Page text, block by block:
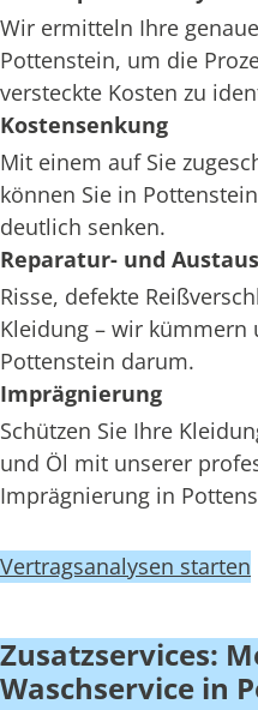
Wir ermitteln Ihre
Pottenstein, um die
versteckte Kosten zu
Kostensenkung
Mit einem auf Sie
können Sie in
deutlich senken.
Reparatur- und
Risse, defekte
Kleidung – wir kümmern
Pottenstein darum.
Imprägnierung
Schützen Sie Ihre
und Öl mit unserer
Imprägnierung in
Vertragsanalysen starten
Zusatzservices:
Waschservice in